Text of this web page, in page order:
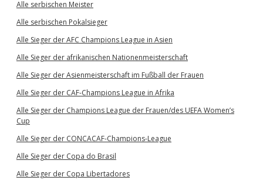
Alle serbischen Meister
Alle serbischen Pokalsieger
Alle Sieger der AFC Champions League in Asien
Alle Sieger der afrikanischen Nationenmeisterschaft
Alle Sieger der Asienmeisterschaft im Fußball der Frauen
Alle Sieger der CAF-Champions League in Afrika
Alle Sieger der Champions League der Frauen/des UEFA Women’s
Cup
Alle Sieger der CONCACAF-Champions-League
Alle Sieger der Copa do Brasil
Alle Sieger der Copa Libertadores